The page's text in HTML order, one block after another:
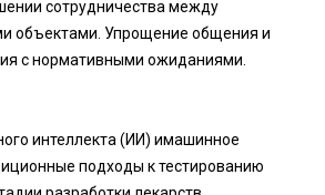
сотрудничества между
объектами. Упрощение общения и
с нормативными ожиданиями.
интеллекта (ИИ) имашинное
подходы к тестированию